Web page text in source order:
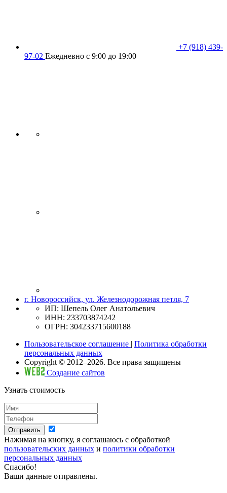
+7 (918) 439-
97-02 Ежедневно с 9:00 до 19:00
г. Новороссийск, ул. Железнодорожная петля, 7
ИП: Шепель Олег Анатольевич
ИНН: 233703874242
ОГРН: 304233715600188
Пользовательское соглашение | Политика обработки
персональных данных
Copyright © 2012–2026. Все права защищены
Создание сайтов
Узнать стоимость
Отправить
Нажимая на кнопку, я соглашаюсь с обработкой
пользовательских данных и политики обработки
персональных данных
Спасибо!
Ваши данные отправлены.